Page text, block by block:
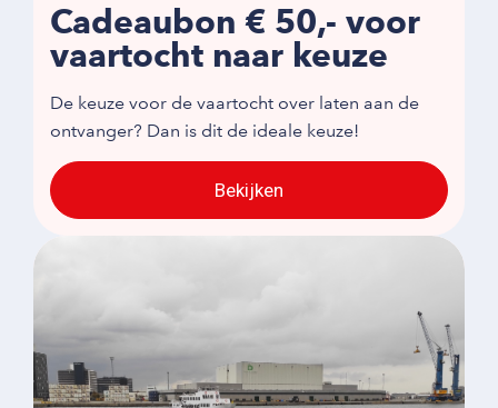
Cadeaubon € 50,- voor
vaartocht naar keuze
De keuze voor de vaartocht over laten aan de
ontvanger? Dan is dit de ideale keuze!
Bekijken